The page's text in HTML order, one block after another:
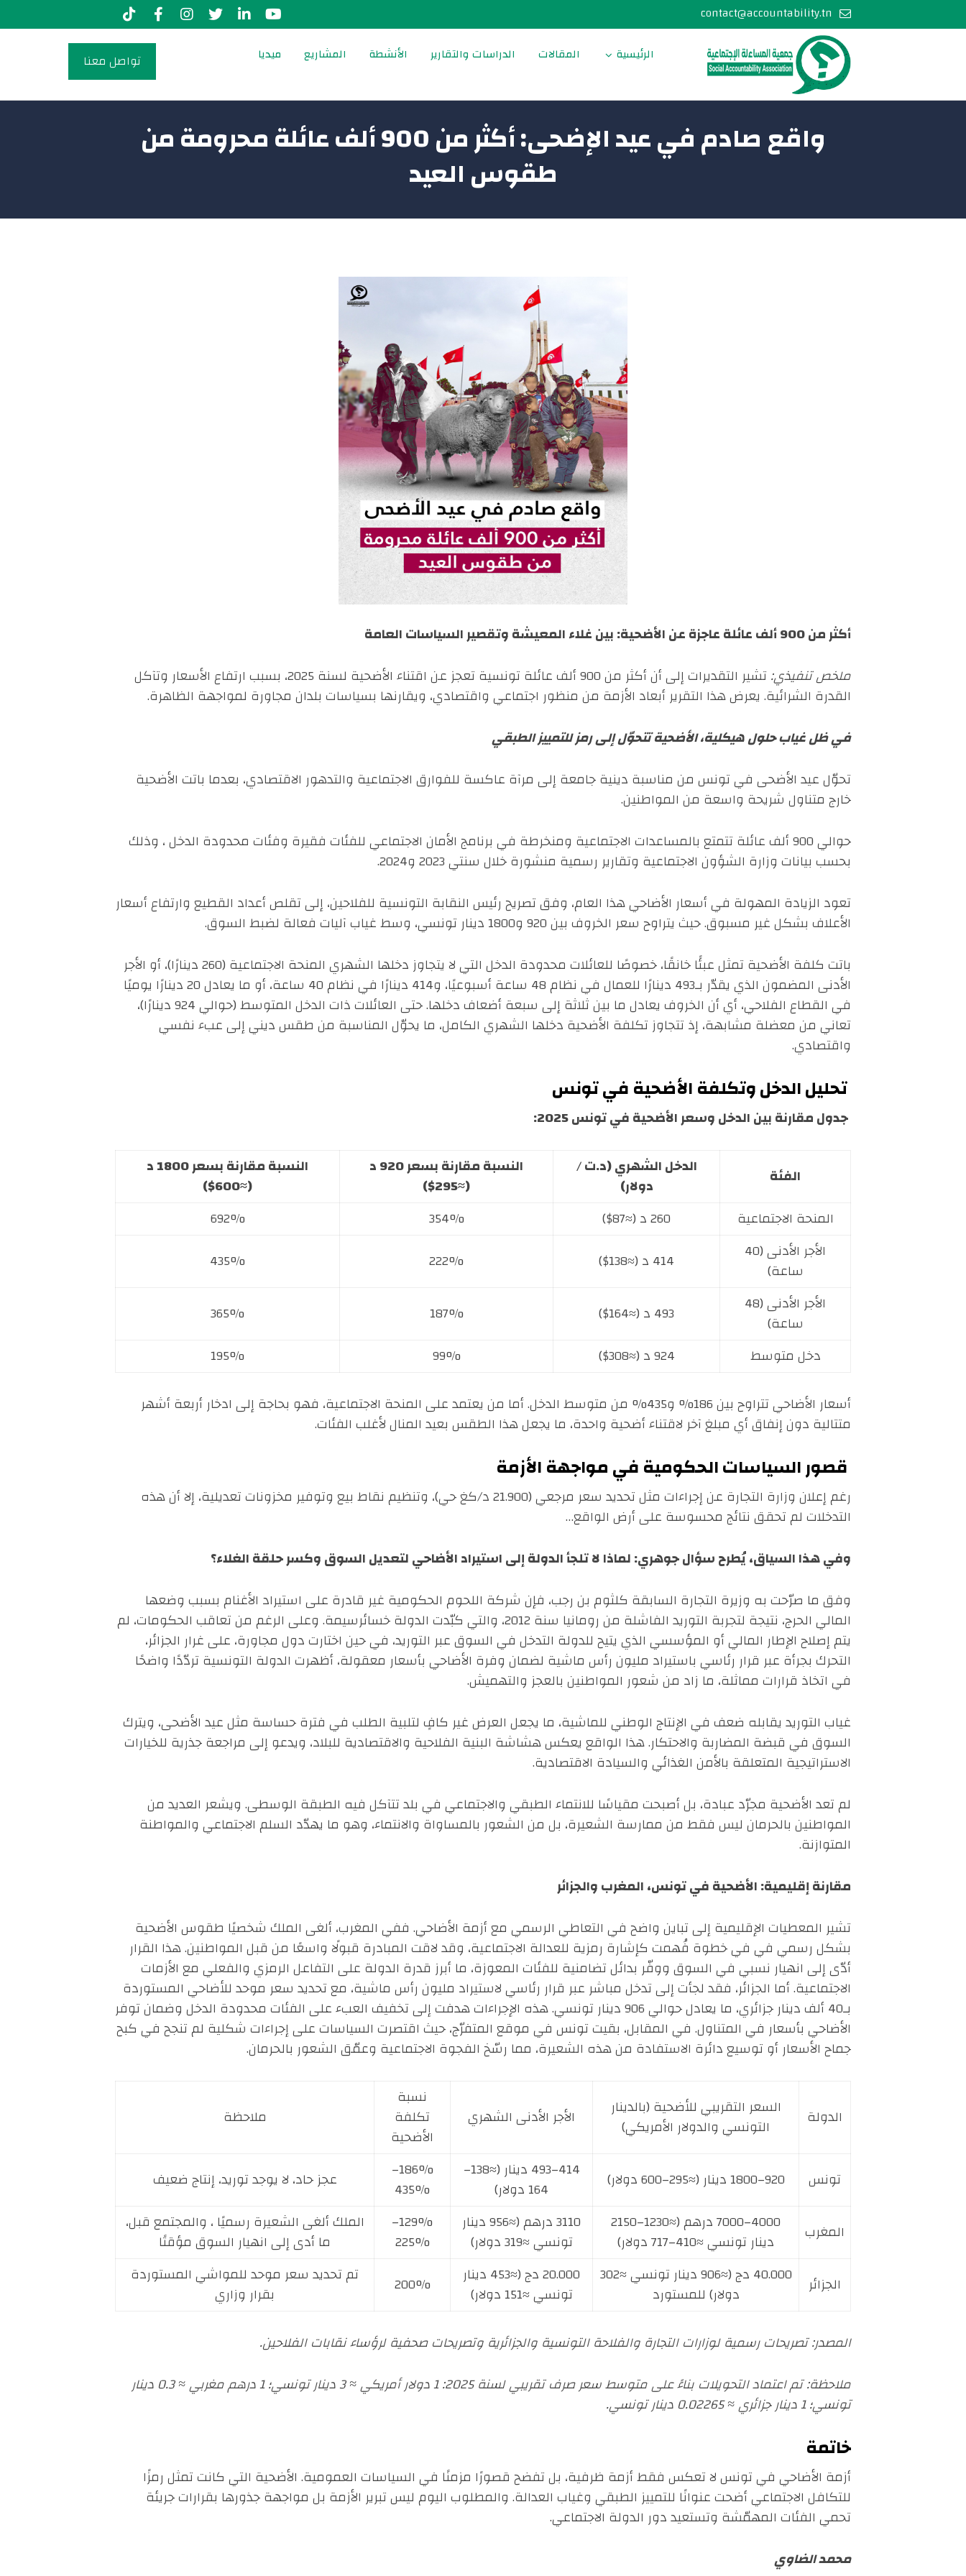
contact@accountability.tn
الرئيسية المقالات الدراسات والتقارير الأنشطة المشاريع ميديا تواصل معنا
واقع صادم في عيد الإضحى: أكثر من 900 ألف عائلة محرومة من
طقوس العيد
أكثر من 900 ألف عائلة عاجزة عن الأضحية: بين غلاء المعيشة وتقصير السياسات العامة
ملخص تنفيذي:
تشير التقديرات إلى أن أكثر من 900 ألف عائلة تونسية تعجز عن اقتناء الأضحية لسنة 2025، بسبب ارتفاع الأسعار وتآكل
القدرة الشرائية. يعرض هذا التقرير أبعاد الأزمة من منظور اجتماعي واقتصادي، ويقارنها بسياسات بلدان مجاورة لمواجهة الظاهرة.
في ظل غياب حلول هيكلية، الأضحية تتحوّل إلى رمز للتمييز الطبقي
تحوّل عيد الأضحى في تونس من مناسبة دينية جامعة إلى مرآة عاكسة للفوارق الاجتماعية والتدهور الاقتصادي، بعدما باتت الأضحية
خارج متناول شريحة واسعة من المواطنين.
حوالي 900 ألف عائلة تتمتع بالمساعدات الاجتماعية ومنخرطة في برنامج الأمان الاجتماعي للفئات فقيرة وفئات محدودة الدخل ، وذلك
بحسب بيانات وزارة الشؤون الاجتماعية وتقارير رسمية منشورة خلال سنتي 2023 و2024.
تعود الزيادة المهولة في أسعار الأضاحي هذا العام، وفق تصريح رئيس النقابة التونسية للفلاحين، إلى تقلص أعداد القطيع وارتفاع أسعار
الأعلاف بشكل غير مسبوق. حيث يتراوح سعر الخروف بين 920 و1800 دينار تونسي، وسط غياب آليات فعالة لضبط السوق.
باتت كلفة الأضحية تمثل عبئًا خانقًا، خصوصًا للعائلات محدودة الدخل التي لا يتجاوز دخلها الشهري المنحة الاجتماعية (260 دينارًا)، أو الأجر
الأدنى المضمون الذي يقدّر بـ493 دينارًا للعمال في نظام 48 ساعة أسبوعيًا، و414 دينارًا في نظام 40 ساعة، أو ما يعادل 20 دينارًا يوميًا
في القطاع الفلاحي، أي أن الخروف يعادل ما بين ثلاثة إلى سبعة أضعاف دخلها. حتى العائلات ذات الدخل المتوسط (حوالي 924 دينارًا)،
تعاني من معضلة مشابهة، إذ تتجاوز تكلفة الأضحية دخلها الشهري الكامل، ما يحوّل المناسبة من طقس ديني إلى عبء نفسي
واقتصادي.
تحليل الدخل وتكلفة الأضحية في تونس
جدول مقارنة بين الدخل وسعر الأضحية في تونس 2025:
الفئة
الدخل الشهري (د.ت /
دولار)
النسبة مقارنة بسعر 920 د
(≈295$)
النسبة مقارنة بسعر 1800 د
(≈600$)
المنحة الاجتماعية
260 د (≈87$) 354%
692%
الأجر الأدنى (40
ساعة)
414 د (≈138$) 222%
435%
الأجر الأدنى (48
ساعة)
493 د (≈164$) 187%
365%
دخل متوسط
924 د (≈308$) 99%
195%
أسعار الأضاحي تتراوح بين 186% و435% من متوسط الدخل. أما من يعتمد على المنحة الاجتماعية، فهو بحاجة إلى ادخار أربعة أشهر
متتالية دون إنفاق أي مبلغ آخر لاقتناء أضحية واحدة، ما يجعل هذا الطقس بعيد المنال لأغلب الفئات.
قصور السياسات الحكومية في مواجهة الأزمة
رغم إعلان وزارة التجارة عن إجراءات مثل تحديد سعر مرجعي (21.900 د/كغ حي)، وتنظيم نقاط بيع وتوفير مخزونات تعديلية، إلا أن هذه
التدخلات لم تحقق نتائج محسوسة على أرض الواقع…
وفي هذا السياق، يُطرح سؤال جوهري: لماذا لا تلجأ الدولة إلى استيراد الأضاحي لتعديل السوق وكسر حلقة الغلاء؟
وفق ما صرّحت به وزيرة التجارة السابقة كلثوم بن رجب، فإن شركة اللحوم الحكومية غير قادرة على استيراد الأغنام بسبب وضعها
المالي الحرج، نتيجة لتجربة التوريد الفاشلة من رومانيا سنة 2012، والتي كبّدت الدولة خسائرسيمة. وعلى الرغم من تعاقب الحكومات، لم
يتم إصلاح الإطار المالي أو المؤسسي الذي يتيح للدولة التدخل في السوق عبر التوريد، في حين اختارت دول مجاورة، على غرار الجزائر،
التحرك بجرأة عبر قرار رئاسي باستيراد مليون رأس ماشية لضمان وفرة الأضاحي بأسعار معقولة، أظهرت الدولة التونسية تردّدًا واضحًا
في اتخاذ قرارات مماثلة، ما زاد من شعور المواطنين بالعجز والتهميش.
غياب التوريد يقابله ضعف في الإنتاج الوطني للماشية، ما يجعل العرض غير كافٍ لتلبية الطلب في فترة حساسة مثل عيد الأضحى، ويترك
السوق في قبضة المضاربة والاحتكار. هذا الواقع يعكس هشاشة البنية الفلاحية والاقتصادية للبلاد، ويدعو إلى مراجعة جذرية للخيارات
الاستراتيجية المتعلقة بالأمن الغذائي والسيادة الاقتصادية.
لم تعد الأضحية مجرّد عبادة، بل أصبحت مقياسًا للانتماء الطبقي والاجتماعي في بلد تتآكل فيه الطبقة الوسطى. ويشعر العديد من
المواطنين بالحرمان ليس فقط من ممارسة الشعيرة، بل من الشعور بالمساواة والانتماء، وهو ما يهدّد السلم الاجتماعي والمواطنة
المتوازنة.
مقارنة إقليمية: الأضحية في تونس، المغرب والجزائر
تشير المعطيات الإقليمية إلى تباين واضح في التعاطي الرسمي مع أزمة الأضاحي. ففي المغرب، ألغى الملك شخصيًا طقوس الأضحية
بشكل رسمي في في خطوة فُهمت كإشارة رمزية للعدالة الاجتماعية، وقد لاقت المبادرة قبولًا واسعًا من قبل المواطنين. هذا القرار
أدّى إلى انهيار نسبي في السوق ووفّر بدائل تضامنية للفئات المعوزة، ما أبرز قدرة الدولة على التفاعل الرمزي والفعلي مع الأزمات
الاجتماعية. أما الجزائر، فقد لجأت إلى تدخل مباشر عبر قرار رئاسي لاستيراد مليون رأس ماشية، مع تحديد سعر موحد للأضاحي المستوردة
بـ40 ألف دينار جزائري، ما يعادل حوالي 906 دينار تونسي. هذه الإجراءات هدفت إلى تخفيف العبء على الفئات محدودة الدخل وضمان توفر
الأضاحي بأسعار في المتناول. في المقابل، بقيت تونس في موقع المتفرّج، حيث اقتصرت السياسات على إجراءات شكلية لم تنجح في كبح
جماح الأسعار أو توسيع دائرة الاستفادة من هذه الشعيرة، مما رسّخ الفجوة الاجتماعية وعمّق الشعور بالحرمان.
الدولة
السعر التقريبي للأضحية (بالدينار
التونسي والدولار الأمريكي)
الأجر الأدنى الشهري
نسبة
تكلفة
الأضحية
ملاحظة
تونس 920–1800 دينار (≈295–600 دولار)
414–493 دينار (≈138–
164 دولار)
186%–
435%
عجز حاد، لا يوجد توريد، إنتاج ضعيف
المغرب
4000–7000 درهم (≈1230–2150
دينار تونسي ≈410–717 دولار)
3110 درهم (≈956 دينار
تونسي ≈319 دولار)
129%–
225%
الملك ألغى الشعيرة رسميًا ، والمجتمع قبل،
ما أدى إلى انهيار السوق مؤقتًا
الجزائر
40.000 دج (≈906 دينار تونسي ≈302
دولار) للمستورد
20.000 دج (≈453 دينار
تونسي ≈151 دولار)
200%
تم تحديد سعر موحد للمواشي المستوردة
بقرار وزاري
المصدر: تصريحات رسمية لوزارات التجارة والفلاحة التونسية والجزائرية وتصريحات صحفية لرؤساء نقابات الفلاحين.
ملاحظة: تم اعتماد التحويلات بناءً على متوسط سعر صرف تقريبي لسنة 2025: 1 دولار أمريكي ≈ 3 دينار تونسي؛ 1 درهم مغربي ≈ 0.3 دينار
تونسي؛ 1 دينار جزائري ≈ 0.02265 دينار تونسي.
خاتمة
أزمة الأضاحي في تونس لا تعكس فقط أزمة ظرفية، بل تفضح قصورًا مزمنًا في السياسات العمومية. الأضحية التي كانت تمثل رمزًا
للتكافل الاجتماعي أضحت عنوانًا للتمييز الطبقي وغياب العدالة. والمطلوب اليوم ليس تبرير الأزمة بل مواجهة جذورها بقرارات جريئة
تحمي الفئات المهمّشة وتستعيد دور الدولة الاجتماعي.
محمد الضاوي